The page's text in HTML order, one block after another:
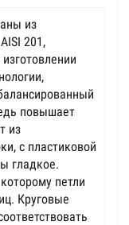
из
201,
повышает
из
с пластиковой
гладкое.
петли
Круговые